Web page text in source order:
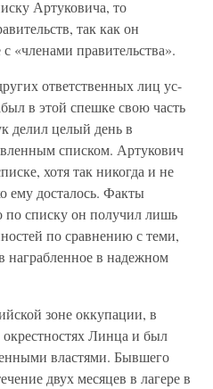
Артуковича, то
так как он
«членами правительства».
ответственных лиц ус-
в этой спешке свою часть
делил целый день в
списком. Артукович
хотя так никогда и не
ему досталось. Факты
по списку он получил лишь
по сравнению с теми,
награбленное в надежном
зоне оккупации, в
Линца и был
властями. Бывшего
двух месяцев в лагере в